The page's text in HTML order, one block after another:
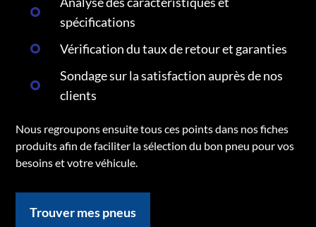
spécifications
Vérification du taux de retour et garanties
Sondage sur la satisfaction auprès de nos
clients
Nous regroupons ensuite tous ces points dans nos fiches
produits afin de faciliter la sélection du bon pneu pour vos
besoins et votre véhicule.
Trouver mes pneus